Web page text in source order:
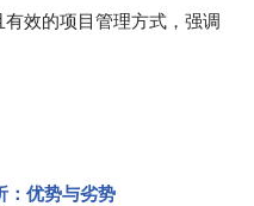
效的项目管理方式，强调
：优势与劣势